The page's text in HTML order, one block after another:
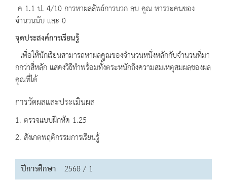
ค 1.1 ป. 4/10 การหาผลลัพธ์การบวก ลบ คูณ หารระคนของ
จำนวนนับ และ 0
จุดประสงค์การเรียนรู้
เพื่อให้นักเรียนสามารถหาผลคูณของจำนวนหนึ่งหลักกับจำนวนที่มา
กกว่าสี่หลัก แสดงวิธีทำพร้อมทั้งตระหนักถึงความสมเหตุสมผลของผล
คูณที่ได้
การวัดผลและประเมินผล
1. ตรวจแบบฝึกหัด 1.25
2. สังเกตพฤติกรรมการเรียนรู้
ปีการศึกษา 2568 / 1